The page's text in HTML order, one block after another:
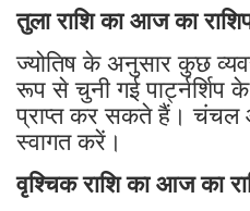
तुला राशि का आज का
ज्योतिष के अनुसार कुछ
रूप से चुनी गई पार्ट्नर्शिप
प्राप्त कर सकते हैं। चंचल
स्वागत करें।
वृश्चिक राशि का आज का